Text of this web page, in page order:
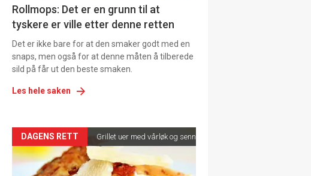
Dagens
rett
2
Rollmops: Det er en grunn til at
tyskere er ville etter denne retten
Det er ikke bare for at den smaker godt med en
snaps, men også for at denne måten å tilberede
sild på får ut den beste smaken.
Les hele saken
Artikler
detail
DAGENS RETT Grillet uer med vårløk og sennepsvinaigrette